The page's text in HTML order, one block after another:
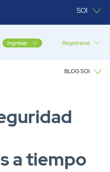
SOI
Ingresar Registrarse
BLOG SOI
a tiempo